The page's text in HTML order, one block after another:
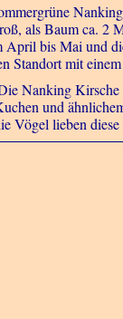
als Baum ca. 2
April bis Mai und
Standort mit
Nanking Kirsche
und
Vögel lieben